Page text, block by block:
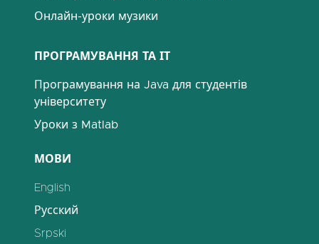
Онлайн-уроки музики
ПРОГРАМУВАННЯ ТА ІТ
Програмування на Java для студентів
університету
Уроки з Matlab
МОВИ
English
Русский
Srpski